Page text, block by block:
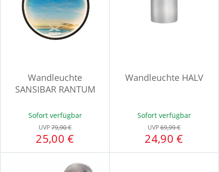
Wandleuchte
SANSIBAR RANTUM
Sofort verfügbar
UVP79,90 €
25,00 €
Wandleuchte HALV
Sofort verfügbar
UVP69,99 €
24,90 €